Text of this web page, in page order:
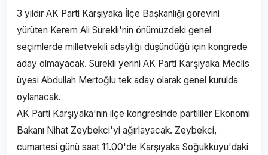
3 yıldır AK Parti Karşıyaka İlçe Başkanlığı görevini
yürüten Kerem Ali Sürekli'nin önümüzdeki genel
seçimlerde milletvekili adaylığı düşündüğü için kongrede
aday olmayacak. Sürekli yerini AK Parti Karşıyaka Meclis
üyesi Abdullah Mertoğlu tek aday olarak genel kurulda
oylanacak.
AK Parti Karşıyaka'nın ilçe kongresinde partililer Ekonomi
Bakanı Nihat Zeybekci'yi ağırlayacak. Zeybekci,
cumartesi günü saat 11.00'de Karşıyaka Soğukkuyu'daki